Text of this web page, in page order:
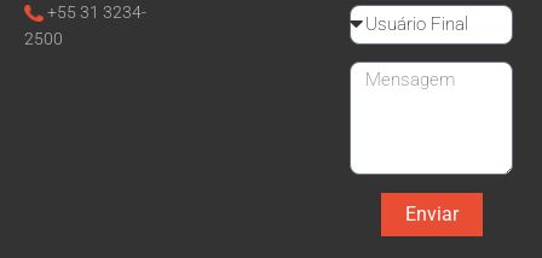
+55 31 3234-
2500
Reseller
Message
Enviar